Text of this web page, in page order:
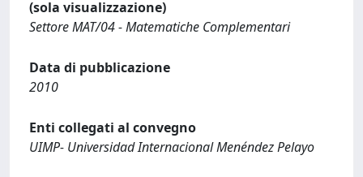
(sola visualizzazione)
Settore MAT/04 - Matematiche Complementari
Data di pubblicazione
2010
Enti collegati al convegno
UIMP- Universidad Internacional Menéndez Pelayo